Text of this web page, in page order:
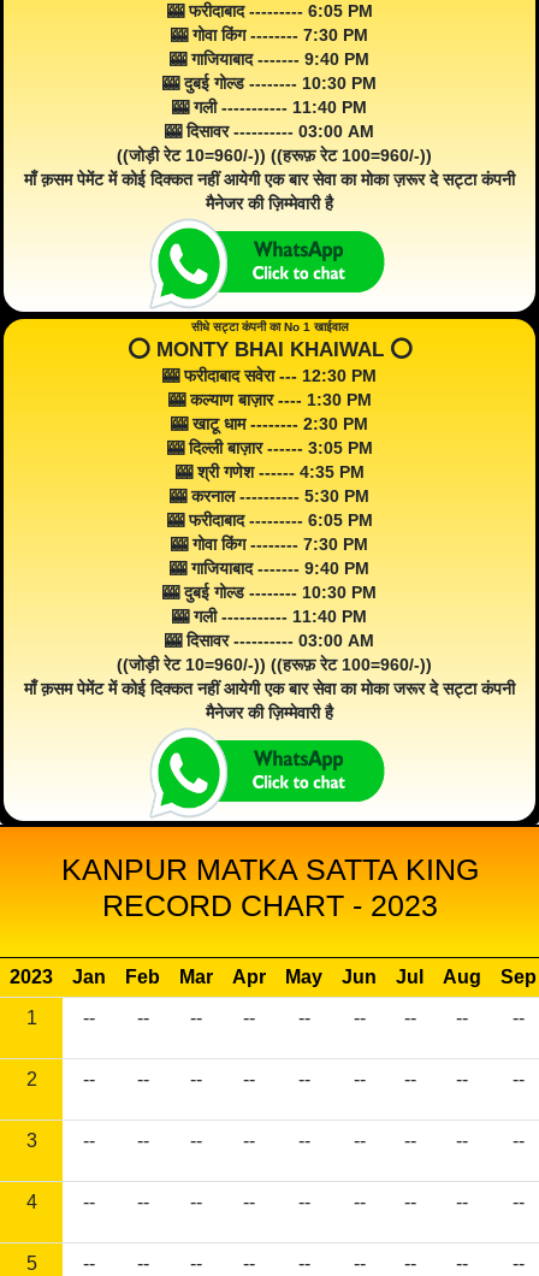
🎰 फरीदाबाद --------- 6:05 PM
🎰 गोवा किंग -------- 7:30 PM
🎰 गाजियाबाद ------- 9:40 PM
🎰 दुबई गोल्ड -------- 10:30 PM
🎰 गली ----------- 11:40 PM
🎰 दिसावर ---------- 03:00 AM
((जोड़ी रेट 10=960/-)) ((हरूफ़ रेट 100=960/-))
माँ क़सम पेमेंट में कोई दिक्कत नहीं आयेगी एक बार सेवा का मोका ज़रूर दे सट्टा कंपनी
मैनेजर की ज़िम्मेवारी है
सीधे सट्टा कंपनी का No 1 खाईवाल
⭕️ MONTY BHAI KHAIWAL ⭕️
🎰 फरीदाबाद सवेरा --- 12:30 PM
🎰 कल्याण बाज़ार ---- 1:30 PM
🎰 खाटू धाम -------- 2:30 PM
🎰 दिल्ली बाज़ार ------ 3:05 PM
🎰 श्री गणेश ------ 4:35 PM
🎰 करनाल ---------- 5:30 PM
🎰 फरीदाबाद --------- 6:05 PM
🎰 गोवा किंग -------- 7:30 PM
🎰 गाजियाबाद ------- 9:40 PM
🎰 दुबई गोल्ड -------- 10:30 PM
🎰 गली ----------- 11:40 PM
🎰 दिसावर ---------- 03:00 AM
((जोड़ी रेट 10=960/-)) ((हरूफ़ रेट 100=960/-))
माँ क़सम पेमेंट में कोई दिक्कत नहीं आयेगी एक बार सेवा का मोका जरूर दे सट्टा कंपनी
मैनेजर की ज़िम्मेवारी है
KANPUR MATKA SATTA KING
RECORD CHART - 2023
2023 Jan Feb Mar Apr May Jun Jul Aug
Sep
1
-- -- -- -- -- -- -- -- --
2 -- -- -- -- -- -- -- -- --
3 -- -- -- -- -- -- -- -- --
4 -- -- -- -- -- -- -- -- --
5 -- -- -- -- -- -- -- -- --